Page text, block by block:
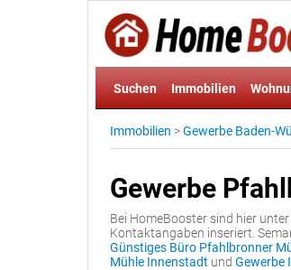
Suchen Immobilien
Immobilien >Gewerbe Baden-
Gewerbe
Bei HomeBooster sind hier
Kontaktangaben inseriert.
Günstiges Büro Pfahlbronner
Mühle Innenstadt und Gewerbe